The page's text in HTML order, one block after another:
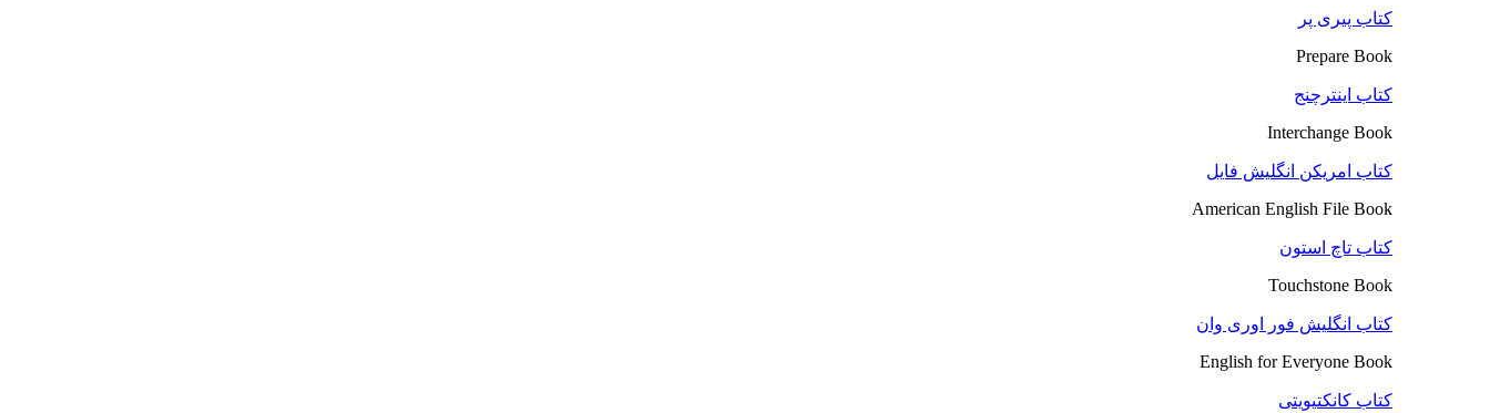
کتاب پیری پر
Prepare Book
کتاب اینترچنج
Interchange Book
کتاب امریکن انگلیش فایل
American English File Book
کتاب تاچ استون
Touchstone Book
کتاب انگلیش فور اوری وان
English for Everyone Book
کتاب کانکتیویتی